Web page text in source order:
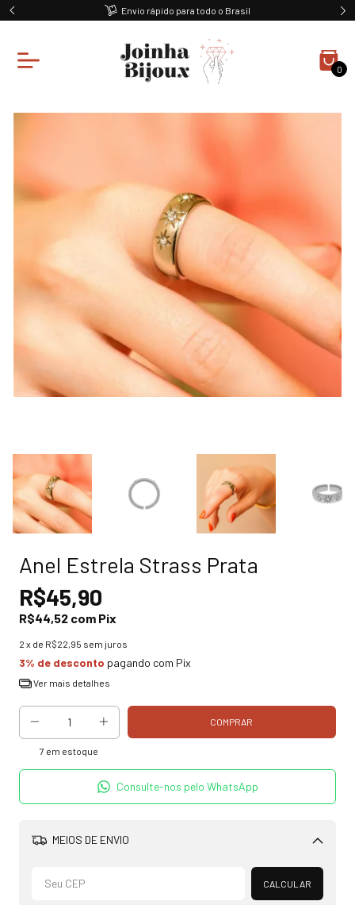
Envio rápido para todo o Brasil
0
Anel Estrela Strass Prata
R$45,90
R$44,52 com Pix
2 x de R$22,95 sem juros
3% de desconto pagando com Pix
Ver mais detalhes
7 em estoque
Consulte-nos pelo WhatsApp
MEIOS DE ENVIO
Alterar CEP
CALCULAR